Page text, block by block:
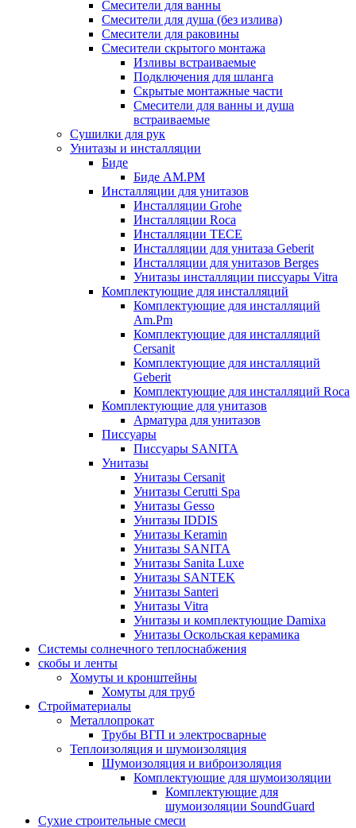
Смесители для ванны
Смесители для душа (без излива)
Смесители для раковины
Смесители скрытого монтажа
Изливы встраиваемые
Подключения для шланга
Скрытые монтажные части
Смесители для ванны и душа
встраиваемые
Сушилки для рук
Унитазы и инсталляции
Биде
Биде AM.PM
Инсталляции для унитазов
Инсталляции Grohe
Инсталляции Roca
Инсталляции TECE
Инсталляции для унитаза Geberit
Инсталляции для унитазов Berges
Унитазы инсталляции писсуары Vitra
Комплектующие для инсталляций
Комплектующие для инсталляций
Am.Pm
Комплектующие для инсталляций
Cersanit
Комплектующие для инсталляций
Geberit
Комплектующие для инсталляций Roca
Комплектующие для унитазов
Арматура для унитазов
Писсуары
Писсуары SANITA
Унитазы
Унитазы Cersanit
Унитазы Cerutti Spa
Унитазы Gesso
Унитазы IDDIS
Унитазы Keramin
Унитазы SANITA
Унитазы Sanita Luxe
Унитазы SANTEK
Унитазы Santeri
Унитазы Vitra
Унитазы и комплектующие Damixa
Унитазы Оскольская керамика
Системы солнечного теплоснабжения
скобы и ленты
Хомуты и кронштейны
Хомуты для труб
Стройматериалы
Металлопрокат
Трубы ВГП и электросварные
Теплоизоляция и шумоизоляция
Шумоизоляция и виброизоляция
Комплектующие для шумоизоляции
Комплектующие для
шумоизоляции SoundGuard
Сухие строительные смеси